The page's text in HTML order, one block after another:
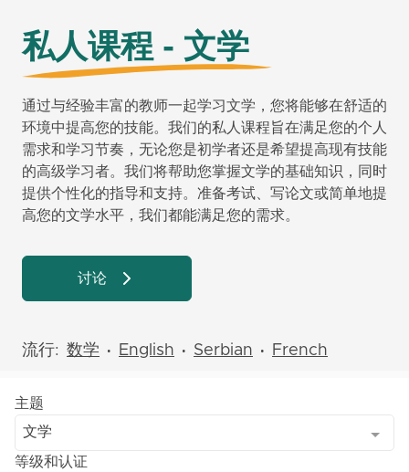
私人课程 - 文学
通过与经验丰富的教师一起学习文学，您将能够在舒适的
环境中提高您的技能。我们的私人课程旨在满足您的个人
需求和学习节奏，无论您是初学者还是希望提高现有技能
的高级学习者。我们将帮助您掌握文学的基础知识，同时
提供个性化的指导和支持。准备考试、写论文或简单地提
高您的文学水平，我们都能满足您的需求。
讨论
流行: 数学 • English • Serbian • French
主题
文学
等级和认证